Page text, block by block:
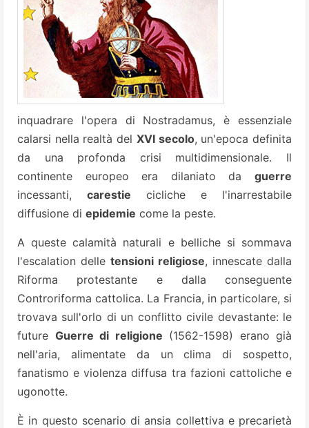
inquadrare l'opera di Nostradamus, è essenziale
calarsi nella realtà del XVI secolo, un'epoca definita
da una profonda crisi multidimensionale. Il
continente europeo era dilaniato da guerre
incessanti, carestie cicliche e l'inarrestabile
diffusione di epidemie come la peste.
A queste calamità naturali e belliche si sommava
l'escalation delle tensioni religiose, innescate dalla
Riforma protestante e dalla conseguente
Controriforma cattolica. La Francia, in particolare, si
trovava sull'orlo di un conflitto civile devastante: le
future Guerre di religione (1562-1598) erano già
nell'aria, alimentate da un clima di sospetto,
fanatismo e violenza diffusa tra fazioni cattoliche e
ugonotte.
È in questo scenario di ansia collettiva e precarietà